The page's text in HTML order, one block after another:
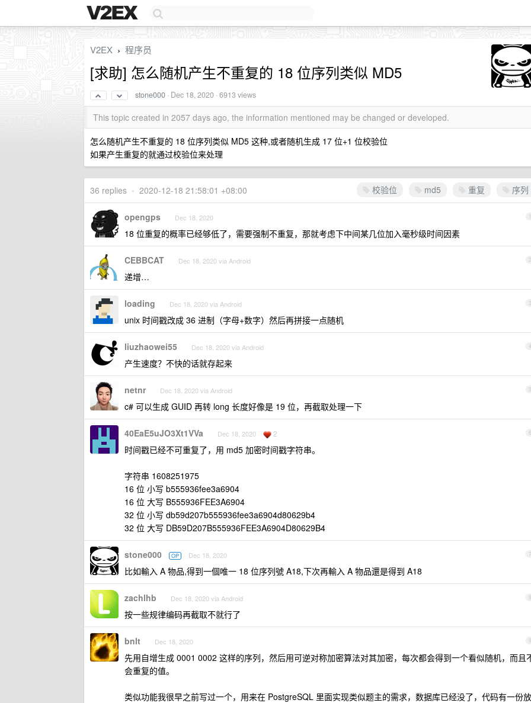
V2EX › 程序员
[求助] 怎么随机产生不重复的 18 位序列类似 MD5
stone000 · Dec 18, 2020 · 6913 views
This topic created in 2057 days ago, the information mentioned may be changed or developed.
怎么随机产生不重复的 18 位序列类似 MD5 这种,或者随机生成 17 位+1 位校验位
如果产生重复的就通过校验位来处理
校验位 md5 重复 序列
36 replies • 2020-12-18 21:58:01 +08:00
1
opengps Dec 18, 2020
18 位重复的概率已经够低了，需要强制不重复，那就考虑下中间某几位加入毫秒级时间因素
2
CEBBCAT Dec 18, 2020 via Android
递增…
3
loading Dec 18, 2020 via Android
unix 时间戳改成 36 进制（字母+数字）然后再拼接一点随机
4
liuzhaowei55 Dec 18, 2020 via Android
产生速度？不快的话就存起来
5
netnr Dec 18, 2020 via Android
c# 可以生成 GUID 再转 long 长度好像是 19 位，再截取处理一下
6
40EaE5uJO3Xt1VVa Dec 18, 2020 2
时间戳已经不可重复了，用 md5 加密时间戳字符串。
字符串 1608251975
16 位 小写 b555936fee3a6904
16 位 大写 B555936FEE3A6904
32 位 小写 db59d207b555936fee3a6904d80629b4
32 位 大写 DB59D207B555936FEE3A6904D80629B4
7
stone000 OP Dec 18, 2020
比如輸入 A 物品,得到一個唯一 18 位序列號 A18,下次再輸入 A 物品還是得到 A18
8
zachlhb Dec 18, 2020 via Android
按一些规律编码再截取不就行了
9
bnlt Dec 18, 2020
先用自增生成 0001 0002 这样的序列，然后用可逆对称加密算法对其加密，每次都会得到一个看似随机，而且
会重复的值。
类似功能我很早之前写过一个，用来在 PostgreSQL 里面实现类似题主的需求，数据库已经没了，代码有一份放